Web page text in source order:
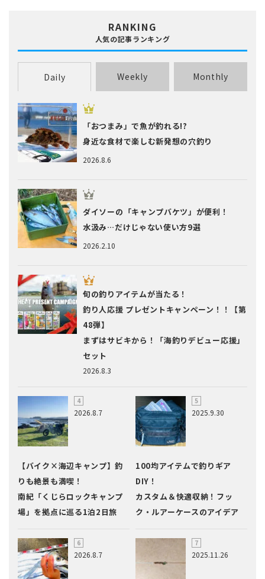
RANKING
人気の記事ランキング
Daily Weekly Monthly
2026.8.6
「おつまみ」で魚が釣れる!?
身近な食材で楽しむ新発想の穴釣り
2026.2.10
ダイソーの「キャンプバケツ」が便利！
水汲み…だけじゃない使い方9選
2026.8.3
旬の釣りアイテムが当たる！
釣り人応援 プレゼントキャンペーン！！【第
48弾】
まずはサビキから！「海釣りデビュー応援」
セット
2026.8.7
【バイク×海辺キャンプ】釣
りも絶景も満喫！
南紀「くじらロックキャンプ
場」を拠点に巡る1泊2日旅
2025.9.30
100均アイテムで釣りギア
DIY！
カスタム＆快適収納！フッ
ク・ルアーケースのアイデア
2026.8.7 2025.11.26